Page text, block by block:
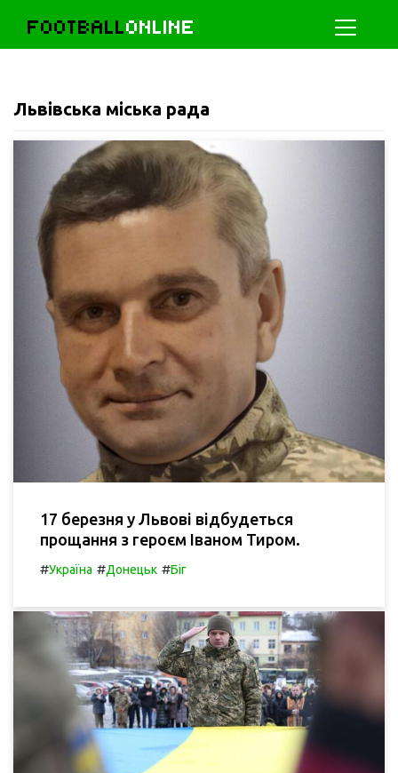
FOOTBALLONLINE
Львівська міська рада
17 березня у Львові відбудеться
прощання з героєм Іваном Тиром.
#Україна #Донецьк #Біг